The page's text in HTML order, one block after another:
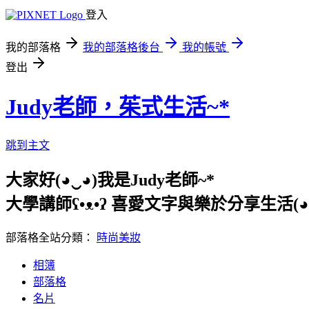
登入
我的部落格 我的部落格後台
我的帳號
登出
Judy老師，茱式生活~*
跳到主文
大家好(◕‿◕)我是Judy老師~*
大學講師ʕ•ᴥ•ʔ 喜愛文字與樂於分享生活
部落格全站分類： 時尚美妝
相簿
部落格
名片